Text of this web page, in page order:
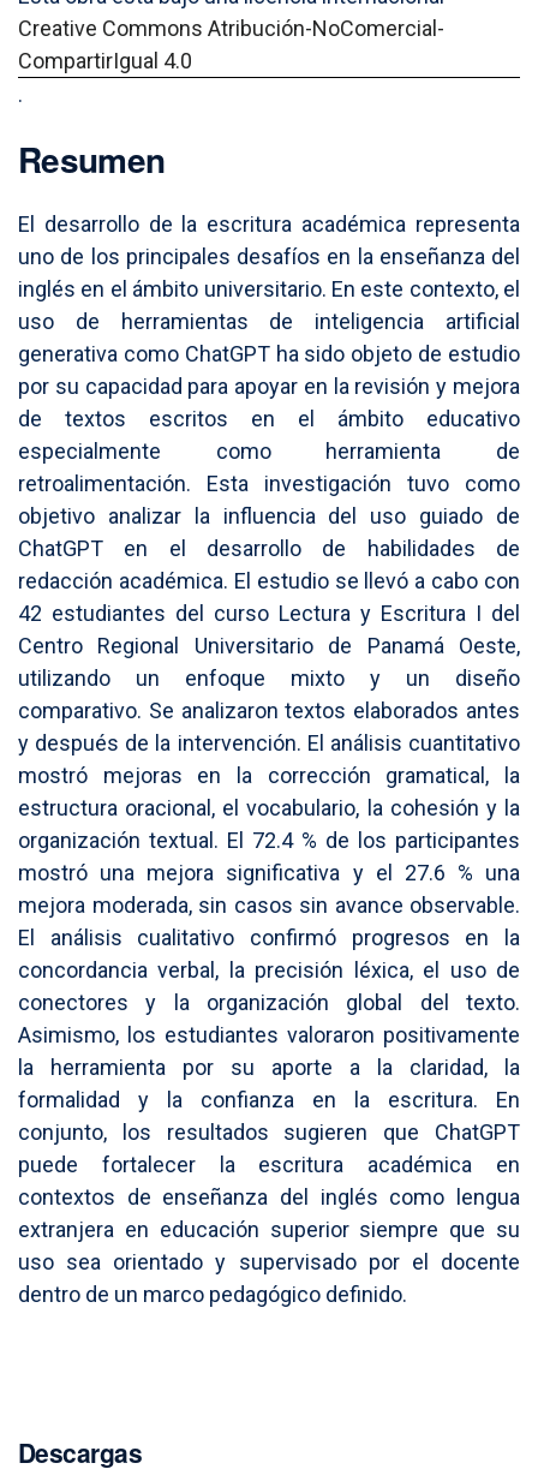
Creative Commons Atribución-NoComercial-
CompartirIgual 4.0
.
Resumen
El desarrollo de la escritura académica representa
uno de los principales desafíos en la enseñanza del
inglés en el ámbito universitario. En este contexto, el
uso de herramientas de inteligencia artificial
generativa como ChatGPT ha sido objeto de estudio
por su capacidad para apoyar en la revisión y mejora
de textos escritos en el ámbito educativo
especialmente como herramienta de
retroalimentación. Esta investigación tuvo como
objetivo analizar la influencia del uso guiado de
ChatGPT en el desarrollo de habilidades de
redacción académica. El estudio se llevó a cabo con
42 estudiantes del curso Lectura y Escritura I del
Centro Regional Universitario de Panamá Oeste,
utilizando un enfoque mixto y un diseño
comparativo. Se analizaron textos elaborados antes
y después de la intervención. El análisis cuantitativo
mostró mejoras en la corrección gramatical, la
estructura oracional, el vocabulario, la cohesión y la
organización textual. El 72.4 % de los participantes
mostró una mejora significativa y el 27.6 % una
mejora moderada, sin casos sin avance observable.
El análisis cualitativo confirmó progresos en la
concordancia verbal, la precisión léxica, el uso de
conectores y la organización global del texto.
Asimismo, los estudiantes valoraron positivamente
la herramienta por su aporte a la claridad, la
formalidad y la confianza en la escritura. En
conjunto, los resultados sugieren que ChatGPT
puede fortalecer la escritura académica en
contextos de enseñanza del inglés como lengua
extranjera en educación superior siempre que su
uso sea orientado y supervisado por el docente
dentro de un marco pedagógico definido.
Descargas